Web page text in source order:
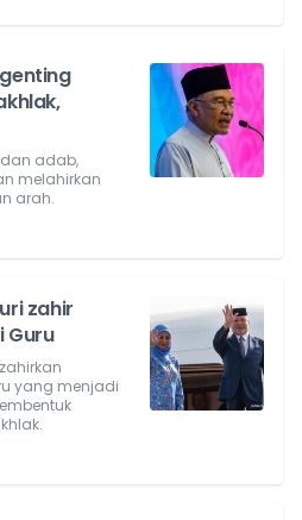
adab,
melahirkan
arah.
zahir
Guru
yang menjadi